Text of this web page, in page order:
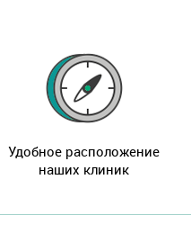
Удобное расположение
наших клиник